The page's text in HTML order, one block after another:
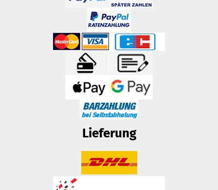
Lieferung